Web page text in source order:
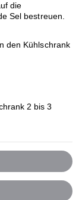
die
Sel bestreuen.
den Kühlschrank
2 bis 3